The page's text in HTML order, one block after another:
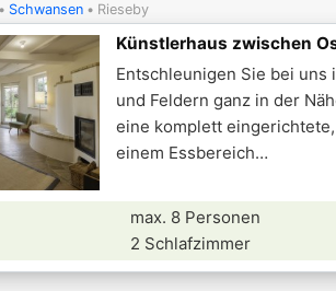
Schwansen Rieseby
Künstlerhaus zwischen
Entschleunigen Sie bei uns
und Feldern ganz in der
eine komplett
einem Essbereich
max. 8 Personen
2 Schlafzimmer